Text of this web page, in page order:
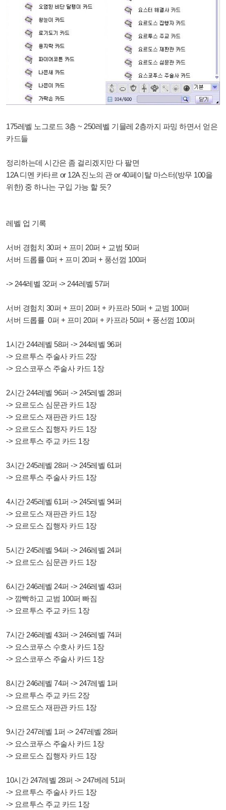
175레벨 노그로드 3층 ~ 250레벨 기믈레 2층까지 파밍 하면서 얻은
카드들
정리하는데 시간은 좀 걸리겠지만 다 팔면
12A 디멘 카타르 or 12A 진노의 관 or 40페이탈 마스터(방무 100을
위한) 중 하나는 구입 가능 할 듯?
레벨 업 기록
서버 경험치 30퍼 + 프미 20퍼 + 교범 50퍼
서버 드롭률 0퍼 + 프미 20퍼 + 풍선껌 100퍼
-> 244레벨 32퍼 -> 244레벨 57퍼
서버 경험치 30퍼 + 프미 20퍼 + 카프라 50퍼 + 교범 100퍼
서버 드롭률 0퍼 + 프미 20퍼 + 카프라 50퍼 + 풍선껌 100퍼
1시간 244레벨 58퍼 -> 244레벨 96퍼
-> 요르투스 주술사 카드 2장
-> 요스코푸스 주술사 카드 1장
2시간 244레벨 96퍼 -> 245레벨 28퍼
-> 요르도스 심문관 카드 1장
-> 요르도스 재판관 카드 1장
-> 요르도스 집행자 카드 1장
-> 요르투스 주교 카드 1장
3시간 245레벨 28퍼 -> 245레벨 61퍼
-> 요르투스 주술사 카드 1장
4시간 245레벨 61퍼 -> 245레벨 94퍼
-> 요르도스 재판관 카드 1장
-> 요르도스 집행자 카드 1장
5시간 245레벨 94퍼 -> 246레벨 24퍼
-> 요르도스 심문관 카드 1장
6시간 246레벨 24퍼 -> 246레벨 43퍼
-> 깜빡하고 교범 100퍼 빠짐
-> 요르투스 주교 카드 1장
7시간 246레벨 43퍼 -> 246레벨 74퍼
-> 요스코푸스 수호사 카드 1장
-> 요스코푸스 주술사 카드 1장
8시간 246레벨 74퍼 -> 247레벨 1퍼
-> 요르투스 주교 카드 2장
-> 요르도스 재판관 카드 1장
9시간 247레벨 1퍼 -> 247레벨 28퍼
-> 요스코푸스 주술사 카드 1장
-> 요르도스 집행자 카드 1장
10시간 247레벨 28퍼 -> 247베레 51퍼
-> 요르투스 주술사 카드 1장
-> 요르투스 주교 카드 1장